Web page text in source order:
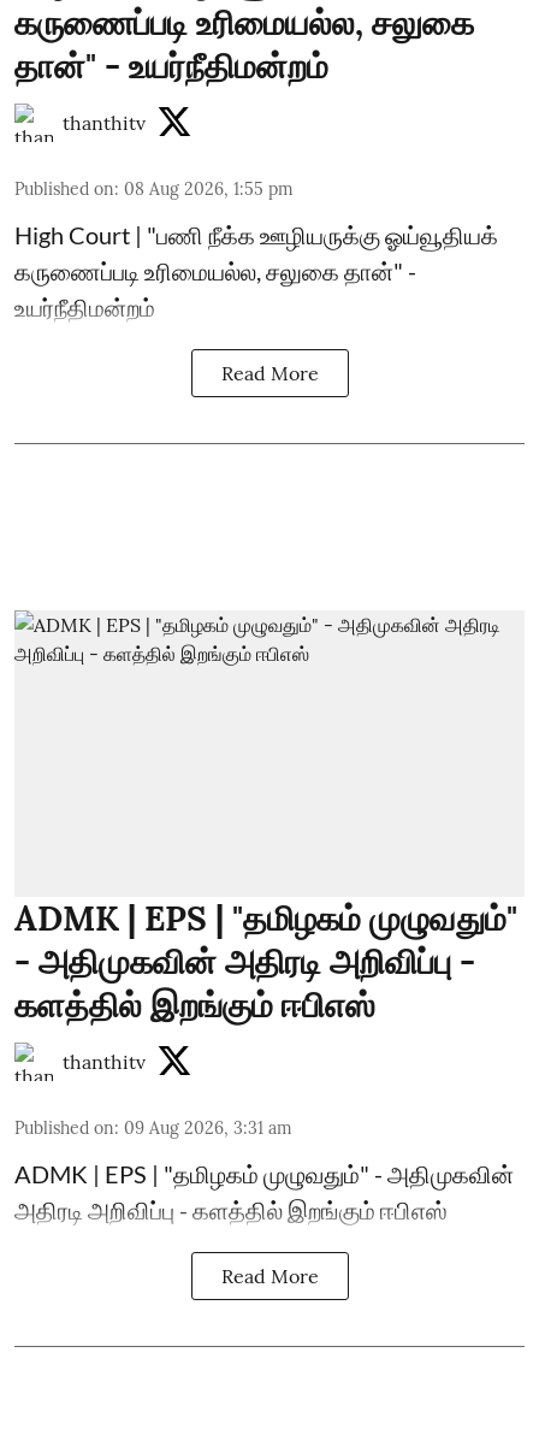
கருணைப்படி உரிமையல்ல, சலுகை
தான்" - உயர்நீதிமன்றம்
thanthitv
Published on: 08 Aug 2026, 1:55 pm
High Court | "பணி நீக்க ஊழியருக்கு ஓய்வூதியக்
கருணைப்படி உரிமையல்ல, சலுகை தான்" -
உயர்நீதிமன்றம்
Read More
ADMK | EPS | "தமிழகம் முழுவதும்"
- அதிமுகவின் அதிரடி அறிவிப்பு -
களத்தில் இறங்கும் ஈபிஎஸ்
thanthitv
Published on: 09 Aug 2026, 3:31 am
ADMK | EPS | "தமிழகம் முழுவதும்" - அதிமுகவின்
அதிரடி அறிவிப்பு - களத்தில் இறங்கும் ஈபிஎஸ்
Read More